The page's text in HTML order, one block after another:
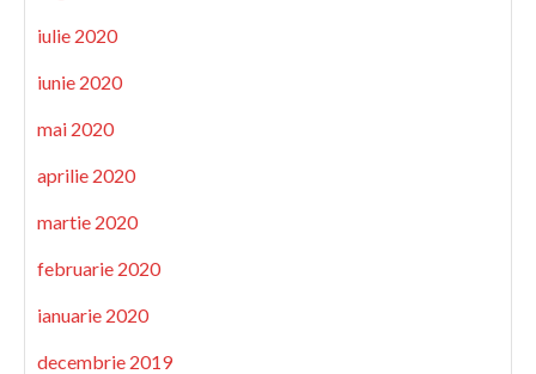
iulie 2020
iunie 2020
mai 2020
aprilie 2020
martie 2020
februarie 2020
ianuarie 2020
decembrie 2019